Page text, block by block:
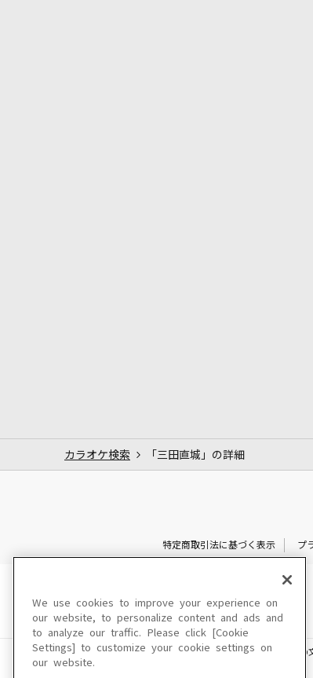
カラオケ検索 「三田直城」の詳細
特定商取引法に基づく表示
プ
このサイトに掲載されている一切
We use cookies to improve your experience on
our website, to personalize content and ads and
to analyze our traffic. Please click [Cookie
Settings] to customize your cookie settings on
our website.